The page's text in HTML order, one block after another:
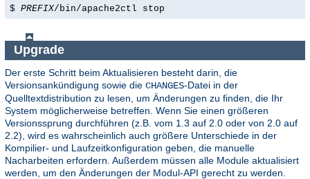
$ PREFIX/bin/apache2ctl stop
Upgrade
Der erste Schritt beim Aktualisieren besteht darin, die
Versionsankündigung sowie die CHANGES-Datei in der
Quelltextdistribution zu lesen, um Änderungen zu finden, die Ihr
System möglicherweise betreffen. Wenn Sie einen größeren
Versionssprung durchführen (z.B. vom 1.3 auf 2.0 oder von 2.0 auf
2.2), wird es wahrscheinlich auch größere Unterschiede in der
Kompilier- und Laufzeitkonfiguration geben, die manuelle
Nacharbeiten erfordern. Außerdem müssen alle Module aktualisiert
werden, um den Änderungen der Modul-API gerecht zu werden.